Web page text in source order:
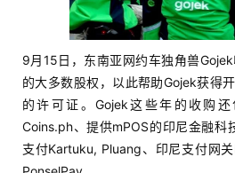
9月15日，东南亚网约车独角兽
的大多数股权，以此帮助Gojek获得
的许可证。Gojek这些年的收购
Coins.ph、提供mPOS的印尼金融科
支付Kartuku, Pluang、印尼支付网